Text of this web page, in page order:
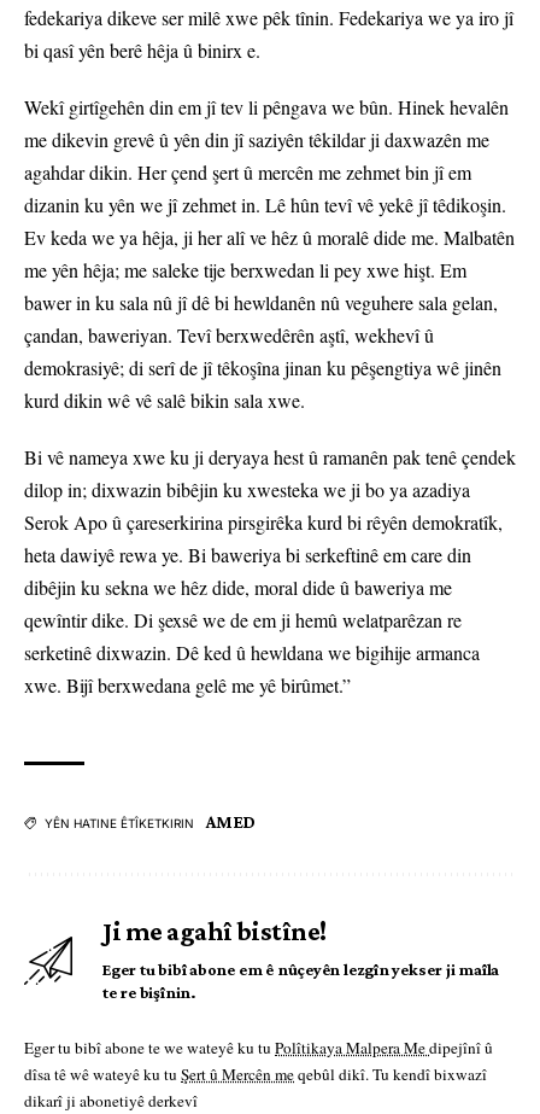
fedekariya dikeve ser milê xwe pêk tînin. Fedekariya we ya iro jî
bi qasî yên berê hêja û binirx e.
Wekî girtîgehên din em jî tev li pêngava we bûn. Hinek hevalên
me dikevin grevê û yên din jî saziyên têkildar ji daxwazên me
agahdar dikin. Her çend şert û mercên me zehmet bin jî em
dizanin ku yên we jî zehmet in. Lê hûn tevî vê yekê jî têdikoşin.
Ev keda we ya hêja, ji her alî ve hêz û moralê dide me. Malbatên
me yên hêja; me saleke tije berxwedan li pey xwe hişt. Em
bawer in ku sala nû jî dê bi hewldanên nû veguhere sala gelan,
çandan, baweriyan. Tevî berxwedêrên aştî, wekhevî û
demokrasiyê; di serî de jî têkoşîna jinan ku pêşengtiya wê jinên
kurd dikin wê vê salê bikin sala xwe.
Bi vê nameya xwe ku ji deryaya hest û ramanên pak tenê çendek
dilop in; dixwazin bibêjin ku xwesteka we ji bo ya azadiya
Serok Apo û çareserkirina pirsgirêka kurd bi rêyên demokratîk,
heta dawiyê rewa ye. Bi baweriya bi serkeftinê em care din
dibêjin ku sekna we hêz dide, moral dide û baweriya me
qewîntir dike. Di şexsê we de em ji hemû welatparêzan re
serketinê dixwazin. Dê ked û hewldana we bigihije armanca
xwe. Bijî berxwedana gelê me yê birûmet.”
YÊN HATINE ÊTÎKETKIRIN AMED
Ji me agahî bistîne!
Eger tu bibî abone em ê nûçeyên lezgîn yekser ji maîla
te re bişînin.
Eger tu bibî abone te we wateyê ku tu Polîtikaya Malpera Medipejînî û
dîsa tê wê wateyê ku tu Şert û Mercên meqebûl dikî. Tu kendî bixwazî
dikarî ji abonetiyê derkevî